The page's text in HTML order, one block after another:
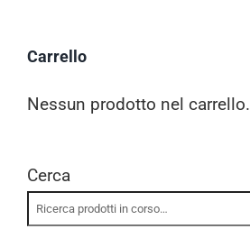
Carrello
Nessun prodotto nel carrello.
Cerca